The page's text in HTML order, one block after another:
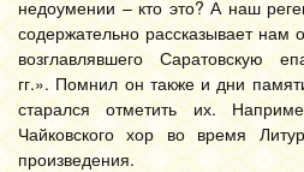
недоумении – кто это? А наш
содержательно рассказывает нам
возглавлявшего
гг.». Помнил он также и дни
старался отметить их.
Чайковского хор во время
произведения.